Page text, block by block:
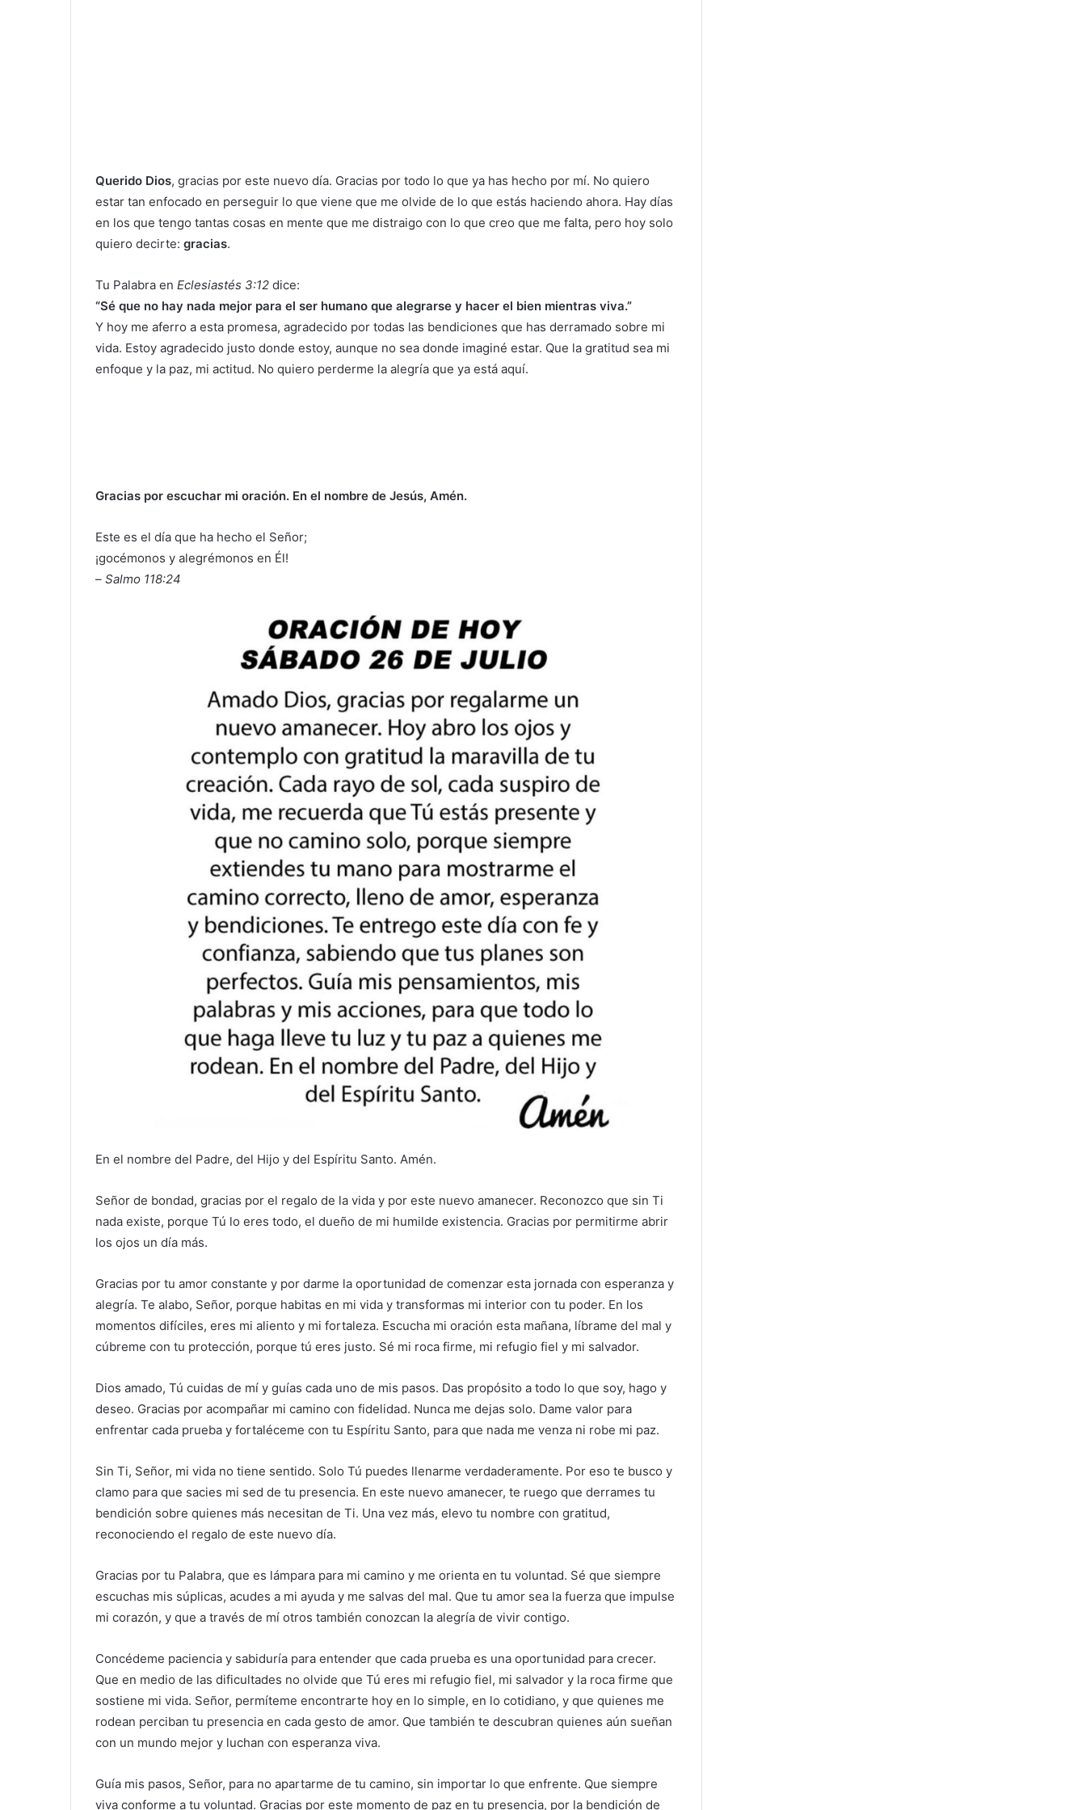
Querido Dios, gracias por este nuevo día. Gracias por todo lo que ya has hecho por mí. No quiero
estar tan enfocado en perseguir lo que viene que me olvide de lo que estás haciendo ahora. Hay días
en los que tengo tantas cosas en mente que me distraigo con lo que creo que me falta, pero hoy solo
quiero decirte: gracias.
Tu Palabra en Eclesiastés 3:12 dice:
“Sé que no hay nada mejor para el ser humano que alegrarse y hacer el bien mientras viva.”
Y hoy me aferro a esta promesa, agradecido por todas las bendiciones que has derramado sobre mi
vida. Estoy agradecido justo donde estoy, aunque no sea donde imaginé estar. Que la gratitud sea mi
enfoque y la paz, mi actitud. No quiero perderme la alegría que ya está aquí.
Gracias por escuchar mi oración. En el nombre de Jesús, Amén.
Este es el día que ha hecho el Señor;
¡gocémonos y alegrémonos en Él!
– Salmo 118:24
En el nombre del Padre, del Hijo y del Espíritu Santo. Amén.
Señor de bondad, gracias por el regalo de la vida y por este nuevo amanecer. Reconozco que sin Ti
nada existe, porque Tú lo eres todo, el dueño de mi humilde existencia. Gracias por permitirme abrir
los ojos un día más.
Gracias por tu amor constante y por darme la oportunidad de comenzar esta jornada con esperanza y
alegría. Te alabo, Señor, porque habitas en mi vida y transformas mi interior con tu poder. En los
momentos difíciles, eres mi aliento y mi fortaleza. Escucha mi oración esta mañana, líbrame del mal y
cúbreme con tu protección, porque tú eres justo. Sé mi roca firme, mi refugio fiel y mi salvador.
Dios amado, Tú cuidas de mí y guías cada uno de mis pasos. Das propósito a todo lo que soy, hago y
deseo. Gracias por acompañar mi camino con fidelidad. Nunca me dejas solo. Dame valor para
enfrentar cada prueba y fortaléceme con tu Espíritu Santo, para que nada me venza ni robe mi paz.
Sin Ti, Señor, mi vida no tiene sentido. Solo Tú puedes llenarme verdaderamente. Por eso te busco y
clamo para que sacies mi sed de tu presencia. En este nuevo amanecer, te ruego que derrames tu
bendición sobre quienes más necesitan de Ti. Una vez más, elevo tu nombre con gratitud,
reconociendo el regalo de este nuevo día.
Gracias por tu Palabra, que es lámpara para mi camino y me orienta en tu voluntad. Sé que siempre
escuchas mis súplicas, acudes a mi ayuda y me salvas del mal. Que tu amor sea la fuerza que impulse
mi corazón, y que a través de mí otros también conozcan la alegría de vivir contigo.
Concédeme paciencia y sabiduría para entender que cada prueba es una oportunidad para crecer.
Que en medio de las dificultades no olvide que Tú eres mi refugio fiel, mi salvador y la roca firme que
sostiene mi vida. Señor, permíteme encontrarte hoy en lo simple, en lo cotidiano, y que quienes me
rodean perciban tu presencia en cada gesto de amor. Que también te descubran quienes aún sueñan
con un mundo mejor y luchan con esperanza viva.
Guía mis pasos, Señor, para no apartarme de tu camino, sin importar lo que enfrente. Que siempre
viva conforme a tu voluntad. Gracias por este momento de paz en tu presencia, por la bendición de